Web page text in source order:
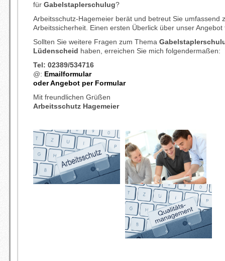
für Gabelstaplerschulug?
Arbeitsschutz-Hagemeier berät und betreut Sie umfassend
Arbeitssicherheit. Einen ersten Überlick über unser
Sollten Sie weitere Fragen zum Thema
Lüdenscheid haben, erreichen Sie mich folgendermaßen:
Tel: 02389/534716
@: Emailformular
oder Angebot per Formular
Mit freundlichen Grüßen
Arbeitsschutz Hagemeier